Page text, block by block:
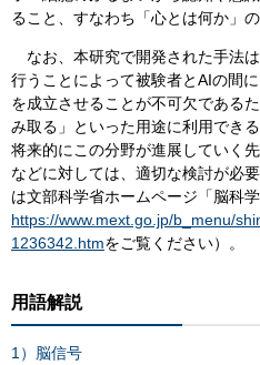
ること、すなわち「心とは何か」
なお、本研究で開発された手法
行うことによって被験者とAIの間
を成立させることが不可欠である
み取る」といった用途に利用でき
将来的にこの分野が進展していく
などに対しては、適切な検討が必
は文部科学省ホームページ「脳科
https://www.mext.go.jp/b_menu/
1236342.htmをご覧ください）。
用語解説
1）脳信号